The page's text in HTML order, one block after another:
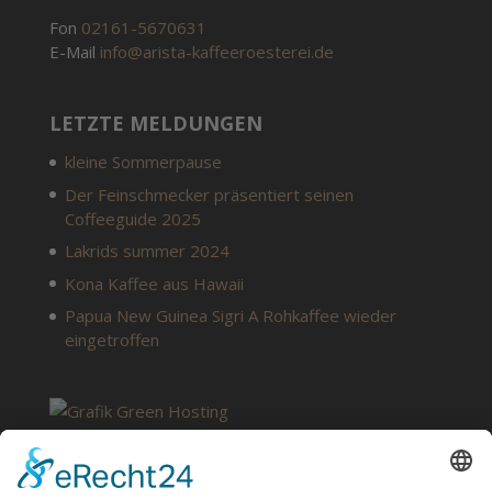
Fon 02161-5670631
E-Mail info@arista-kaffeeroesterei.de
LETZTE MELDUNGEN
kleine Sommerpause
Der Feinschmecker präsentiert seinen
Coffeeguide 2025
Lakrids summer 2024
Kona Kaffee aus Hawaii
Papua New Guinea Sigri A Rohkaffee wieder
eingetroffen
SERVICE